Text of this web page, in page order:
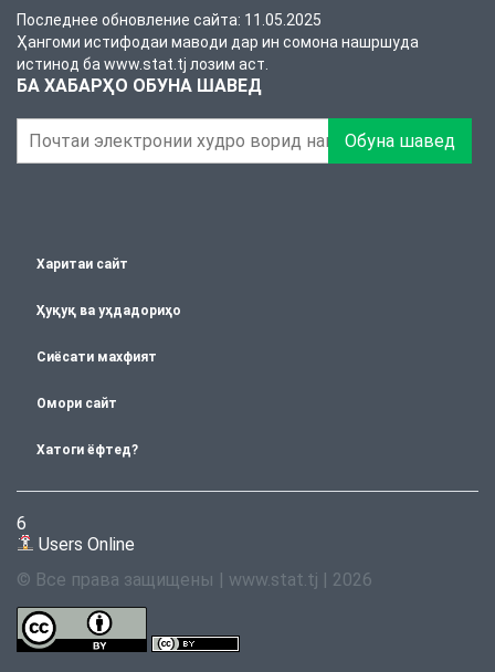
Последнее обновление сайта: 11.05.2025
Ҳангоми истифодаи маводи дар ин сомона нашршуда
истинод ба www.stat.tj лозим аст.
БА ХАБАРҲО ОБУНА ШАВЕД
Обуна шавед
Харитаи сайт
Ҳуқуқ ва уҳдадориҳо
Сиёсати махфият
Омори сайт
Хатоги ёфтед?
6
Users Online
© Все права защищены | www.stat.tj | 2026